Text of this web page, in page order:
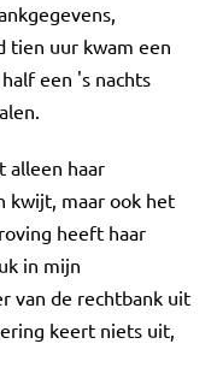
tien uur kwam een
een 's nachts
alleen haar
kwijt, maar ook het
heeft haar
in mijn
van de rechtbank uit
keert niets uit,